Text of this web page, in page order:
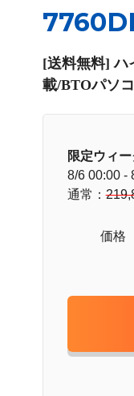
[送料無料] ハ
載/BTOパソ
限定ウィ
8/6 00:00 -
通常：
価格